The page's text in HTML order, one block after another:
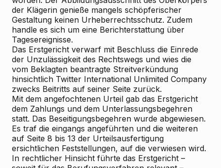
der Klägerin genieße mangels schöpferischer
Gestaltung keinen Urheberrechtsschutz. Zudem
handle es sich um eine Berichterstattung über
Tagesereignisse.
Das Erstgericht verwarf mit Beschluss die Einrede
der Unzulässigkeit des Rechtswegs und wies die
vom Beklagten beantragte Streitverkündung
hinsichtlich Twitter International Unlimited Company
zwecks Beitritts auf seiner Seite zurück.
Mit dem angefochtenen Urteil gab das Erstgericht
dem Zahlungs und dem Unterlassungsbegehren
statt. Das Beseitigungsbegehren wurde abgewiesen.
Es traf die eingangs angeführten und die weiteren
auf Seite 8 bis 13 der Urteilsausfertigung
ersichtlichen Feststellungen, auf die verwiesen wird.
In rechtlicher Hinsicht führte das Erstgericht –